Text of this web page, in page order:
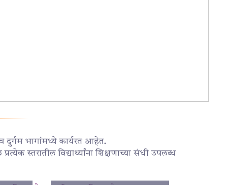
दुर्गम भागांमध्ये कार्यरत आहेत.
स्तरातील विद्यार्थ्यांना शिक्षणाच्या संधी उपलब्ध